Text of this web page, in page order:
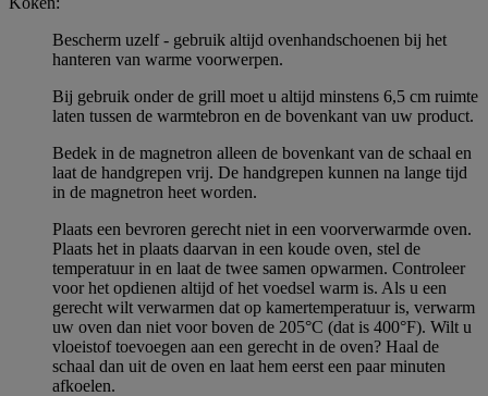
Bescherm uzelf - gebruik altijd ovenhandschoenen bij het
hanteren van warme voorwerpen.
Bij gebruik onder de grill moet u altijd minstens 6,5 cm ruimte
laten tussen de warmtebron en de bovenkant van uw product.
Bedek in de magnetron alleen de bovenkant van de schaal en
laat de handgrepen vrij. De handgrepen kunnen na lange tijd
in de magnetron heet worden.
Plaats een bevroren gerecht niet in een voorverwarmde oven.
Plaats het in plaats daarvan in een koude oven, stel de
temperatuur in en laat de twee samen opwarmen. Controleer
voor het opdienen altijd of het voedsel warm is. Als u een
gerecht wilt verwarmen dat op kamertemperatuur is, verwarm
uw oven dan niet voor boven de 205°C (dat is 400°F). Wilt u
vloeistof toevoegen aan een gerecht in de oven? Haal de
schaal dan uit de oven en laat hem eerst een paar minuten
afkoelen.